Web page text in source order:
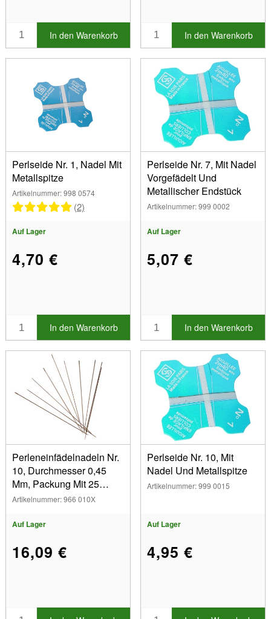
In den Warenkorb In den Warenkorb
Perlseide Nr. 1, Nadel Mit
Metallspitze
Artikelnummer: 998 0574
(2)
Auf Lager
4,70 €
In den Warenkorb
Perlseide Nr. 7, Mit Nadel
Vorgefädelt Und
Metallischer Endstück
Artikelnummer: 999 0002
Auf Lager
5,07 €
In den Warenkorb
Perleneinfädelnadeln Nr.
10, Durchmesser 0,45
Mm, Packung Mit 25
Stück
Artikelnummer: 966 010X
Auf Lager
16,09 €
Perlseide Nr. 10, Mit
Nadel Und Metallspitze
Artikelnummer: 999 0015
Auf Lager
4,95 €